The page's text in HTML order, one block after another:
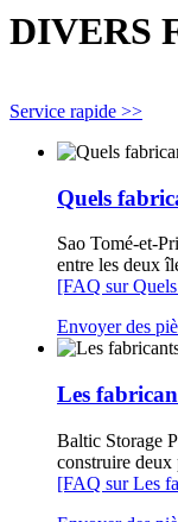
DIVERS
Service rapide >>
Quels
Sao Tomé-et-
entre les deux
[FAQ sur
Envoyer des
Les
Baltic Storage
construire deux
[FAQ sur Les